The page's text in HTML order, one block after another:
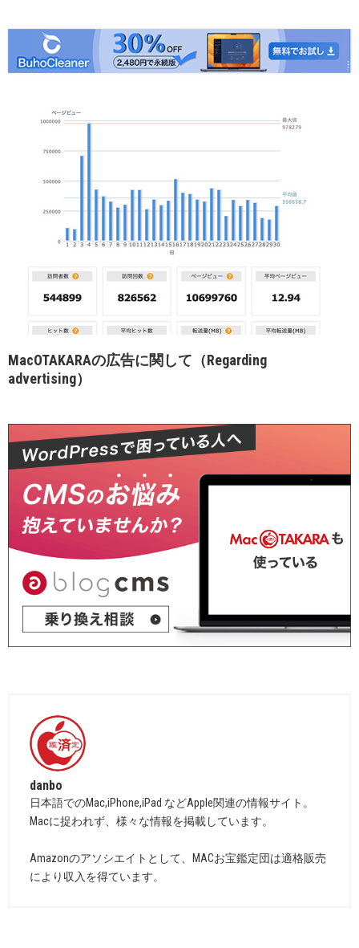
MacOTAKARAの広告に関して（Regarding
advertising）
danbo
日本語でのMac,iPhone,iPad などApple関連の情報サイト。
Macに捉われず、様々な情報を掲載しています。
Amazonのアソシエイトとして、MACお宝鑑定団は適格販売
により収入を得ています。